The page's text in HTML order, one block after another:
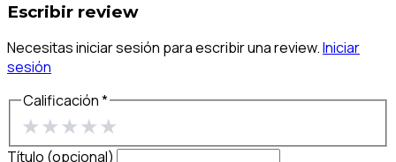
Escribir review
Necesitas iniciar sesión para escribir una review.Iniciar
sesión
Calificación *
★★★★★
Título (opcional)